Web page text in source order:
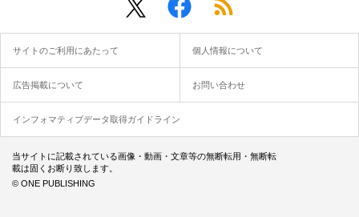
サイトのご利用にあたって 個人情報について
広告掲載について お問い合わせ
インフォマティブデータ取得ガイドライン
当サイトに記載されている画像・動画・文章等の無断転用・無断転
載は固くお断り致します。
© ONE PUBLISHING